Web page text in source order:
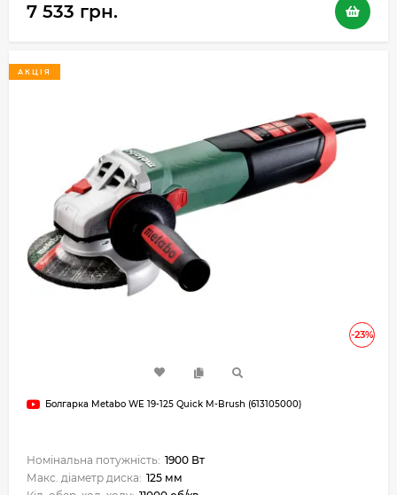
7 533 грн.
-23%
АКЦІЯ
Болгарка Metabo WE 19-125 Quick M-Brush (613105000)
Номінальна потужність: 1900 Вт
Макс. діаметр диска: 125 мм